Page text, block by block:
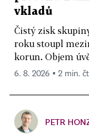
vkladů
Čistý zisk
roku stoupl
korun. Objem
6. 8. 2026 ▪ 2 min.
PETR